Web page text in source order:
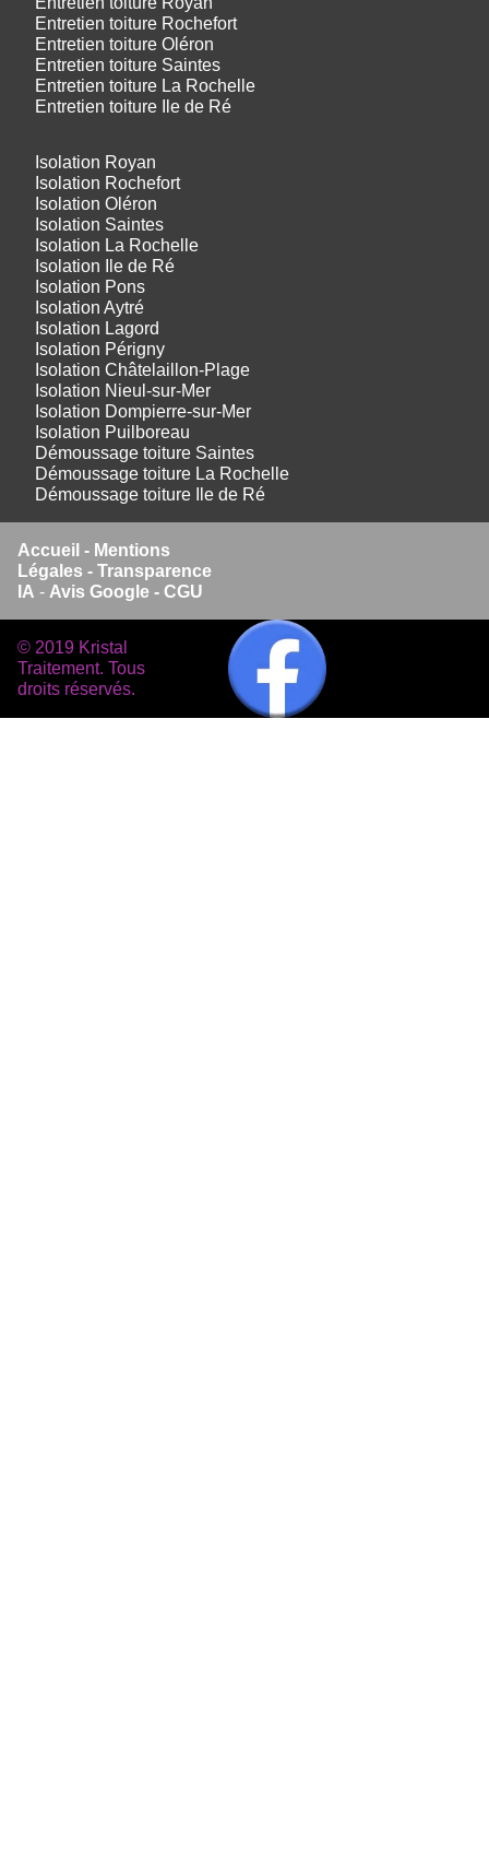
Entretien toiture Rochefort
Entretien toiture Oléron
Entretien toiture Saintes
Entretien toiture La Rochelle
Entretien toiture Ile de Ré
Isolation Royan
Isolation Rochefort
Isolation Oléron
Isolation Saintes
Isolation La Rochelle
Isolation Ile de Ré
Isolation Pons
Isolation Aytré
Isolation Lagord
Isolation Périgny
Isolation Châtelaillon-Plage
Isolation Nieul-sur-Mer
Isolation Dompierre-sur-Mer
Isolation Puilboreau
Démoussage toiture Saintes
Démoussage toiture La Rochelle
Démoussage toiture Ile de Ré
Accueil - Mentions
Légales - Transparence
IA - Avis Google - CGU
© 2019 Kristal
Traitement. Tous
droits réservés.